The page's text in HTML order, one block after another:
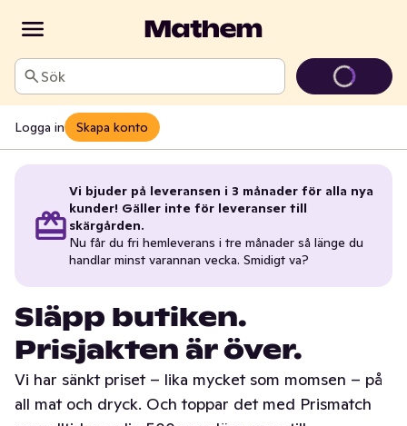
Sök
Logga in Skapa konto
Vi bjuder på leveransen i 3 månader för alla nya
kunder! Gäller inte för leveranser till
skärgården.
Nu får du fri hemleverans i tre månader så länge du
handlar minst varannan vecka. Smidigt va?
Släpp butiken.
Prisjakten är över.
Vi har sänkt priset – lika mycket som momsen – på
all mat och dryck. Och toppar det med Prismatch